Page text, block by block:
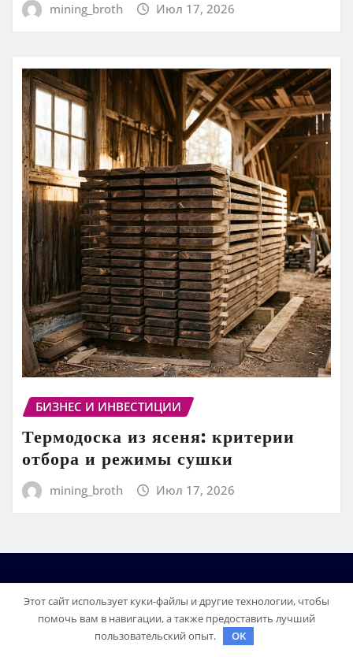
mining_broth Июл 17, 2026
БИЗНЕС И ИНВЕСТИЦИИ
Термодоска из ясеня: критерии
отбора и режимы сушки
mining_broth Июл 17, 2026
Этот сайт использует куки-файлы и другие технологии, чтобы
помочь вам в навигации, а также предоставить лучший
пользовательский опыт.
OK